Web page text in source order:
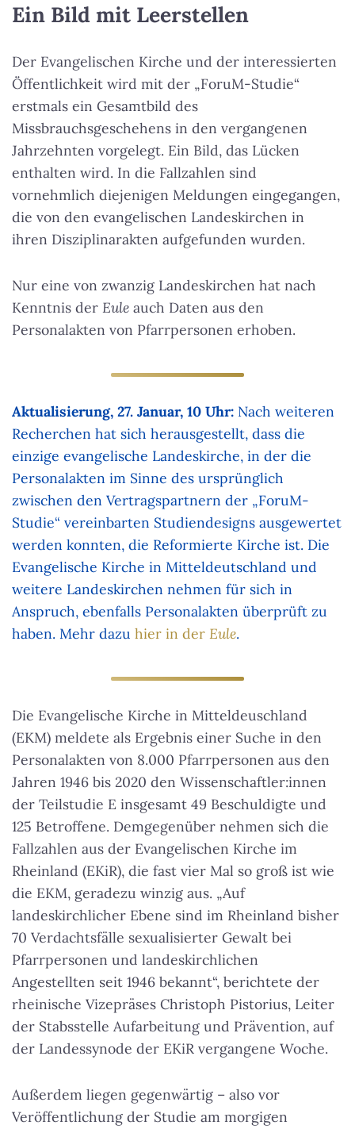
Ein Bild mit Leerstellen
Der Evangelischen Kirche und der interessierten
Öffentlichkeit wird mit der „ForuM-Studie“
erstmals ein Gesamtbild des
Missbrauchsgeschehens in den vergangenen
Jahrzehnten vorgelegt. Ein Bild, das Lücken
enthalten wird. In die Fallzahlen sind
vornehmlich diejenigen Meldungen eingegangen,
die von den evangelischen Landeskirchen in
ihren Disziplinarakten aufgefunden wurden.
Nur eine von zwanzig Landeskirchen hat nach
Kenntnis der Eule auch Daten aus den
Personalakten von Pfarrpersonen erhoben.
Aktualisierung, 27. Januar, 10 Uhr: Nach weiteren
Recherchen hat sich herausgestellt, dass die
einzige evangelische Landeskirche, in der die
Personalakten im Sinne des ursprünglich
zwischen den Vertragspartnern der „ForuM-
Studie“ vereinbarten Studiendesigns ausgewertet
werden konnten, die Reformierte Kirche ist. Die
Evangelische Kirche in Mitteldeutschland und
weitere Landeskirchen nehmen für sich in
Anspruch, ebenfalls Personalakten überprüft zu
haben. Mehr dazu hier in der Eule.
Die Evangelische Kirche in Mitteldeuschland
(EKM) meldete als Ergebnis einer Suche in den
Personalakten von 8.000 Pfarrpersonen aus den
Jahren 1946 bis 2020 den Wissenschaftler:innen
der Teilstudie E insgesamt 49 Beschuldigte und
125 Betroffene. Demgegenüber nehmen sich die
Fallzahlen aus der Evangelischen Kirche im
Rheinland (EKiR), die fast vier Mal so groß ist wie
die EKM, geradezu winzig aus. „Auf
landeskirchlicher Ebene sind im Rheinland bisher
70 Verdachtsfälle sexualisierter Gewalt bei
Pfarrpersonen und landeskirchlichen
Angestellten seit 1946 bekannt“, berichtete der
rheinische Vizepräses Christoph Pistorius, Leiter
der Stabsstelle Aufarbeitung und Prävention, auf
der Landessynode der EKiR vergangene Woche.
Außerdem liegen gegenwärtig – also vor
Veröffentlichung der Studie am morgigen